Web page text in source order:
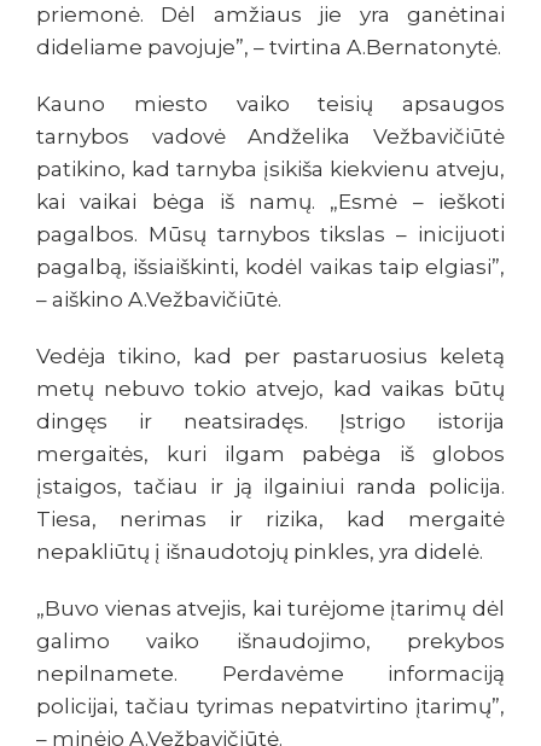
priemonė. Dėl amžiaus jie yra ganėtinai
dideliame pavojuje”, – tvirtina A.Bernatonytė.
Kauno miesto vaiko teisių apsaugos
tarnybos vadovė Andželika Vežbavičiūtė
patikino, kad tarnyba įsikiša kiekvienu atveju,
kai vaikai bėga iš namų. „Esmė – ieškoti
pagalbos. Mūsų tarnybos tikslas – inicijuoti
pagalbą, išsiaiškinti, kodėl vaikas taip elgiasi”,
– aiškino A.Vežbavičiūtė.
Vedėja tikino, kad per pastaruosius keletą
metų nebuvo tokio atvejo, kad vaikas būtų
dingęs ir neatsiradęs. Įstrigo istorija
mergaitės, kuri ilgam pabėga iš globos
įstaigos, tačiau ir ją ilgainiui randa policija.
Tiesa, nerimas ir rizika, kad mergaitė
nepakliūtų į išnaudotojų pinkles, yra didelė.
„Buvo vienas atvejis, kai turėjome įtarimų dėl
galimo vaiko išnaudojimo, prekybos
nepilnamete. Perdavėme informaciją
policijai, tačiau tyrimas nepatvirtino įtarimų”,
– minėjo A.Vežbavičiūtė.